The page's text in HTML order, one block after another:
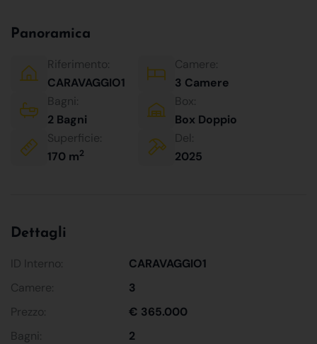
Panoramica
Riferimento:
CARAVAGGIO1
Camere:
3 Camere
Bagni:
2 Bagni
Box:
Box Doppio
Superficie:
170 m2
Del:
2025
Dettagli
ID Interno:
CARAVAGGIO1
Camere:
3
Prezzo:
€ 365.000
Bagni:
2